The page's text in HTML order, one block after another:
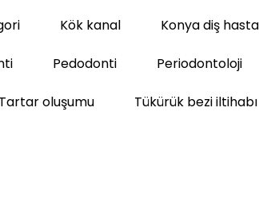
Kök kanal Konya diş
Pedodonti Periodontoloji
Tartar oluşumu Tükürük bezi iltihabı